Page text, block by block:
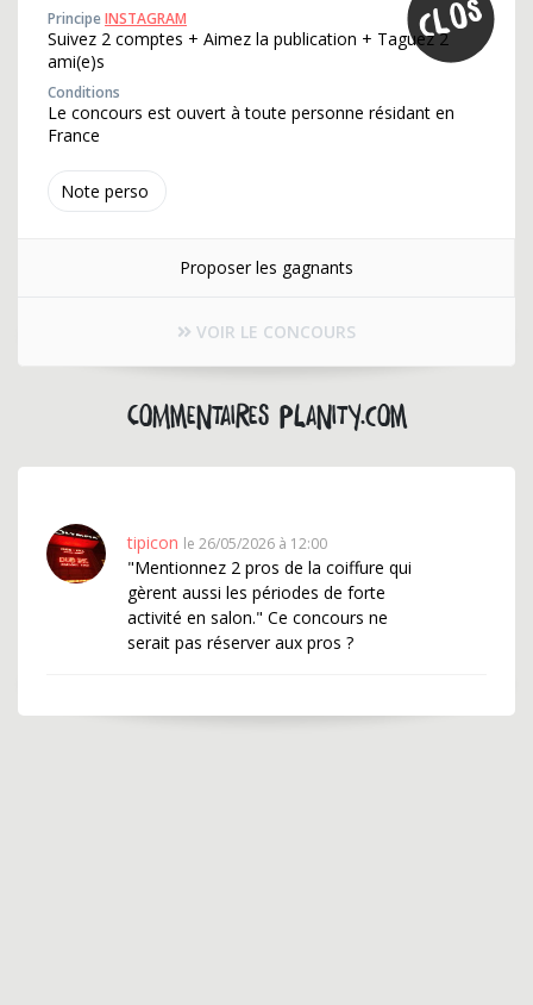
Note perso
PrincipeINSTAGRAM
Suivez 2 comptes + Aimez la publication + Taguez 2
ami(e)s
Conditions
Le concours est ouvert à toute personne résidant en
France
Proposer les gagnants
VOIR LE CONCOURS
Commentaires planity.com
tipicon le 26/05/2026 à 12:00
"Mentionnez 2 pros de la coiffure qui
gèrent aussi les périodes de forte
activité en salon." Ce concours ne
serait pas réserver aux pros ?